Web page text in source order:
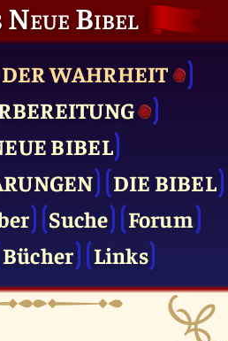
Bibel
WAHRHEIT
BIBEL
DIE BIBEL
Suche
Forum
Bücher Links